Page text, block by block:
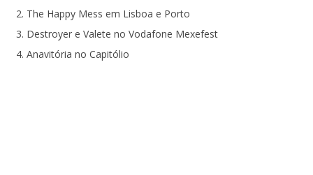
The Happy Mess em Lisboa e Porto
Destroyer e Valete no Vodafone Mexefest
Anavitória no Capitólio